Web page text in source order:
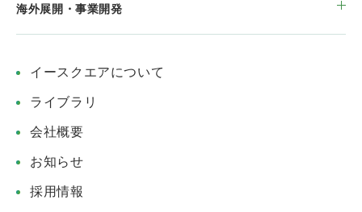
海外展開・事業開発
イースクエアについて
ライブラリ
会社概要
お知らせ
採用情報